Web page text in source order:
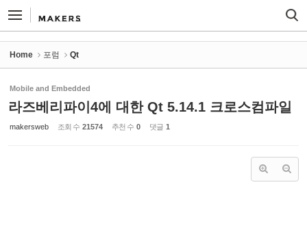
Home 포럼 Qt
Mobile and Embedded
라즈베리파이4에 대한 Qt 5.14.1 크로스컴파일
makersweb 조회 수 21574 추천 수 0 댓글 1